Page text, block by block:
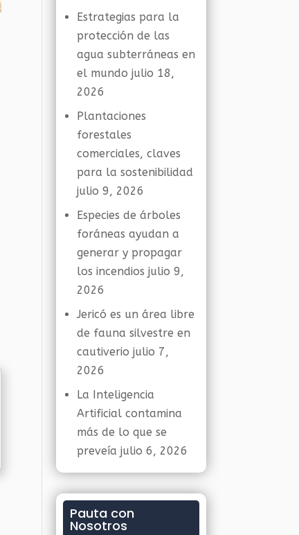
Estrategias para la
protección de las
agua subterráneas en
el mundo julio 18,
2026
Plantaciones
forestales
comerciales, claves
para la sostenibilidad
julio 9, 2026
Especies de árboles
foráneas ayudan a
generar y propagar
los incendios julio 9,
2026
Jericó es un área libre
de fauna silvestre en
cautiverio julio 7,
2026
La Inteligencia
Artificial contamina
más de lo que se
preveía julio 6, 2026
Pauta con
Nosotros